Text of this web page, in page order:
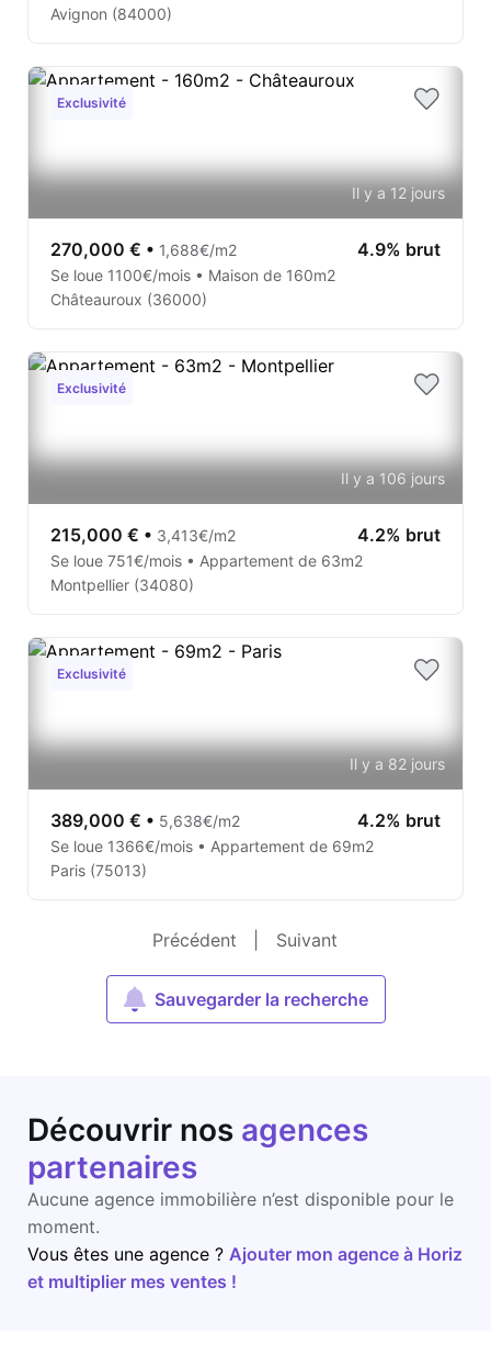
Avignon (84000)
Exclusivité
Il y a 12 jours
270,000 € • 1,688€/m2 4.9% brut
Se loue 1100€/mois • Maison de 160m2
Châteauroux (36000)
Exclusivité
Il y a 106 jours
215,000 € • 3,413€/m2 4.2% brut
Se loue 751€/mois • Appartement de 63m2
Montpellier (34080)
Exclusivité
Il y a 82 jours
389,000 € • 5,638€/m2 4.2% brut
Se loue 1366€/mois • Appartement de 69m2
Paris (75013)
Précédent Suivant
Sauvegarder la recherche
Découvrir nos agences
partenaires
Aucune agence immobilière n’est disponible pour le
moment.
Vous êtes une agence ? Ajouter mon agence à Horiz
et multiplier mes ventes !